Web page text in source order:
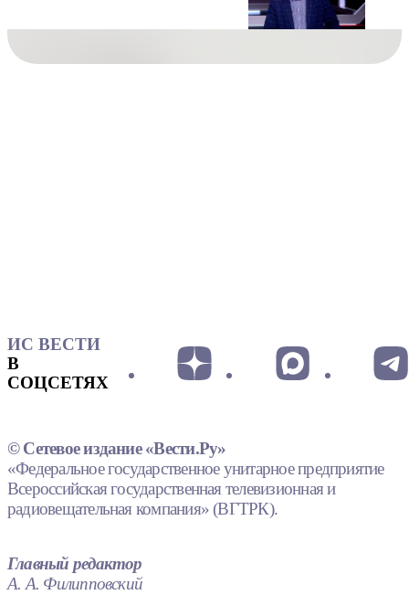
ИС ВЕСТИ
В
СОЦСЕТЯХ
© Сетевое издание «Вести.Ру»
«Федеральное государственное унитарное предприятие
Всероссийская государственная телевизионная и
радиовещательная компания» (ВГТРК).
Главный редактор
А. А. Филипповский